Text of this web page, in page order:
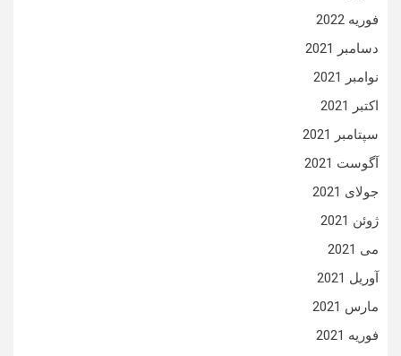
فوریه 2022
دسامبر 2021
نوامبر 2021
اکتبر 2021
سپتامبر 2021
آگوست 2021
جولای 2021
ژوئن 2021
می 2021
آوریل 2021
مارس 2021
فوریه 2021